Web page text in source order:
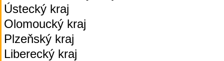
Ústecký kraj
Olomoucký kraj
Plzeňský kraj
Liberecký kraj